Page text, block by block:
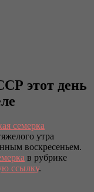
этот день
семерка
утра
воскресеньем.
в рубрике
ссылку.